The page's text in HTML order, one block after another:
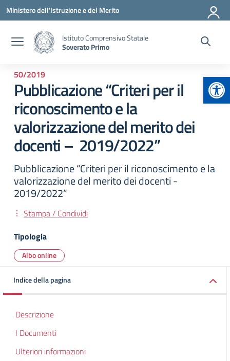
Vai ai contenuti
Vai al menu di navigazione
Vai al footer
Ministero dell'Istruzione e del Merito
Istituto Comprensivo Statale
Soverato Primo
50/2019
Pubblicazione “Criteri per il
riconoscimento e la
valorizzazione del merito dei
docenti – 2019/2022”
Pubblicazione “Criteri per il riconoscimento e la
valorizzazione del merito dei docenti -
2019/2022”
Stampa / Condividi
Tipologia
Albo online
Indice della pagina
Descrizione
I Documenti
Ulteriori informazioni